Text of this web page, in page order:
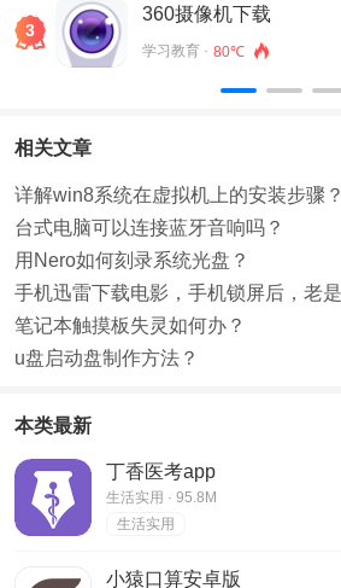
3
360摄像机下载
学习教育 · 80℃
相关文章
详解win8系统在虚拟机上的安装步骤？
台式电脑可以连接蓝牙音响吗？
用Nero如何刻录系统光盘？
笔记本触摸板失灵如何办？
u盘启动盘制作方法？
本类最新
丁香医考app
生活实用 · 95.8M
生活实用
小猿口算安卓版